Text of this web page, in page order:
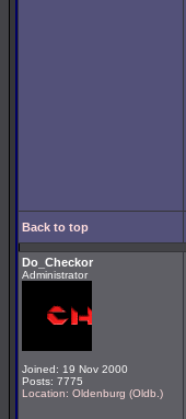
Back to top
Do_Checkor
Administrator
Joined: 19 Nov 2000
Posts: 7775
Location: Oldenburg (Oldb.)